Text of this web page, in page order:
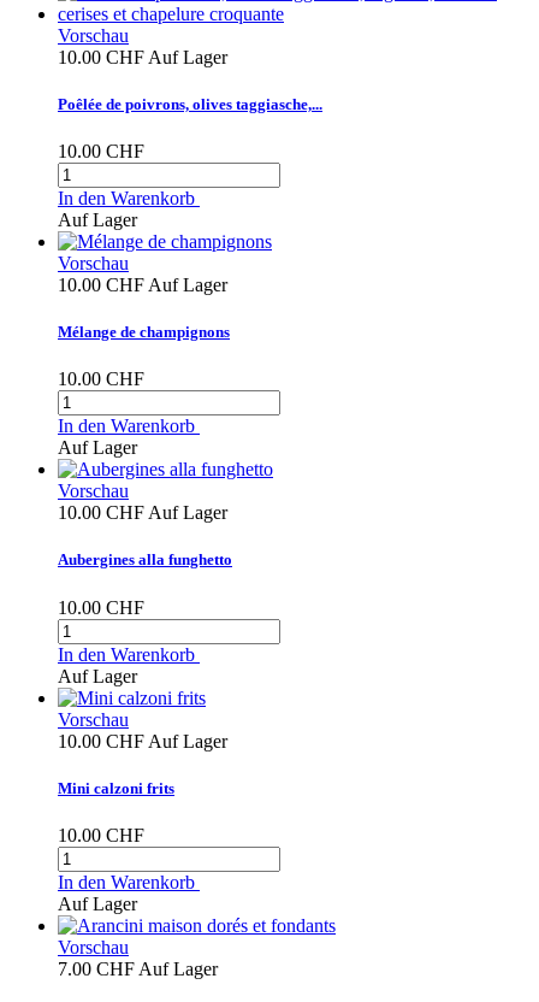
Vorschau
10.00 CHF Auf Lager
Poêlée de poivrons, olives taggiasche,...
10.00 CHF
In den Warenkorb
Auf Lager
Vorschau
10.00 CHF Auf Lager
Mélange de champignons
10.00 CHF
In den Warenkorb
Auf Lager
Vorschau
10.00 CHF Auf Lager
Aubergines alla funghetto
10.00 CHF
In den Warenkorb
Auf Lager
Vorschau
10.00 CHF Auf Lager
Mini calzoni frits
10.00 CHF
In den Warenkorb
Auf Lager
Vorschau
7.00 CHF Auf Lager